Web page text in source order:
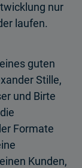
nur
laufen.
guten
Stille,
und Birte
Formate
Kunden,